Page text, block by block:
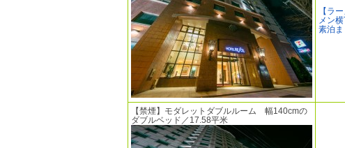
【ラ
メン
素泊ま
【禁煙】モダレットダブルルーム 幅140cmの
ダブルベッド／17.58平米